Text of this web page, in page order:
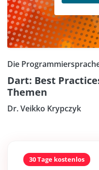
Die
Dart: Best
Themen
Dr. Veikko Krypczyk
30 Tage kostenlos